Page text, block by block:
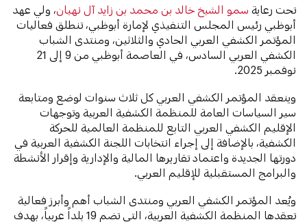
تحت رعايةسمو الشيخ خالد بن محمد بن زايد آل نهيان، ولي عهد
أبوظبي رئيس المجلس التنفيذي لإمارة أبوظبي، تنطلق فعاليات
المؤتمر الكشفي العربي الحادي والثلاثين، ومنتدى الشباب
الكشفي العربي السادس، في العاصمة أبوظبي من 9 إلى 21
نوفمبر 2025.
وينعقد المؤتمر الكشفي العربي كل ثلاث سنوات لوضع ومتابعة
سير السياسات العامة للمنظمة الكشفية العربية وتوجهات
الإقليم الكشفي العربي التابع للمنظمة العالمية للحركة
الكشفية، بالإضافة إلى إجراء انتخابات اللجنة الكشفية العربية في
دورتها الجديدة واعتماد تقاريرها المالية والإدارية وإقرار الأنشطة
والبرامج المستقبلية للإقليم العربي.
ويُعد المؤتمر الكشفي العربي ومنتدى الشباب أهم وأبرز فعالية
تعقدها المنظمة الكشفية العربية، التي تضم 19 بلداً عربياً، بهدف